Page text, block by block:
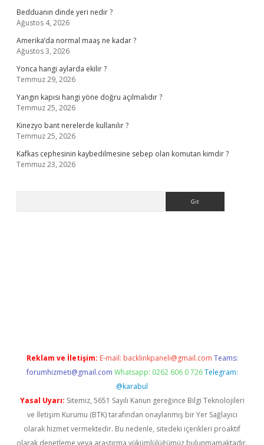
Bedduanın dinde yeri nedir ?
Ağustos 4, 2026
Amerika’da normal maaş ne kadar ?
Ağustos 3, 2026
Yonca hangi aylarda ekilir ?
Temmuz 29, 2026
Yangın kapısı hangi yöne doğru açılmalıdır ?
Temmuz 25, 2026
Kinezyo bant nerelerde kullanılır ?
Temmuz 25, 2026
Kafkas cephesinin kaybedilmesine sebep olan komutan kimdir ?
Temmuz 23, 2026
Reklam ve İletişim: E-mail: backlinkpaneli@gmail.com Teams:
forumhizmeti@gmail.com Whatsapp: 0262 606 0 726 Telegram:
@karabul
Yasal Uyarı: Sitemiz, 5651 Sayılı Kanun gereğince Bilgi Teknolojileri
ve İletişim Kurumu (BTK) tarafından onaylanmış bir Yer Sağlayıcı
olarak hizmet vermektedir. Bu nedenle, sitedeki içerikleri proaktif
olarak denetleme veya araştırma yükümlülüğümüz bulunmamaktadır.